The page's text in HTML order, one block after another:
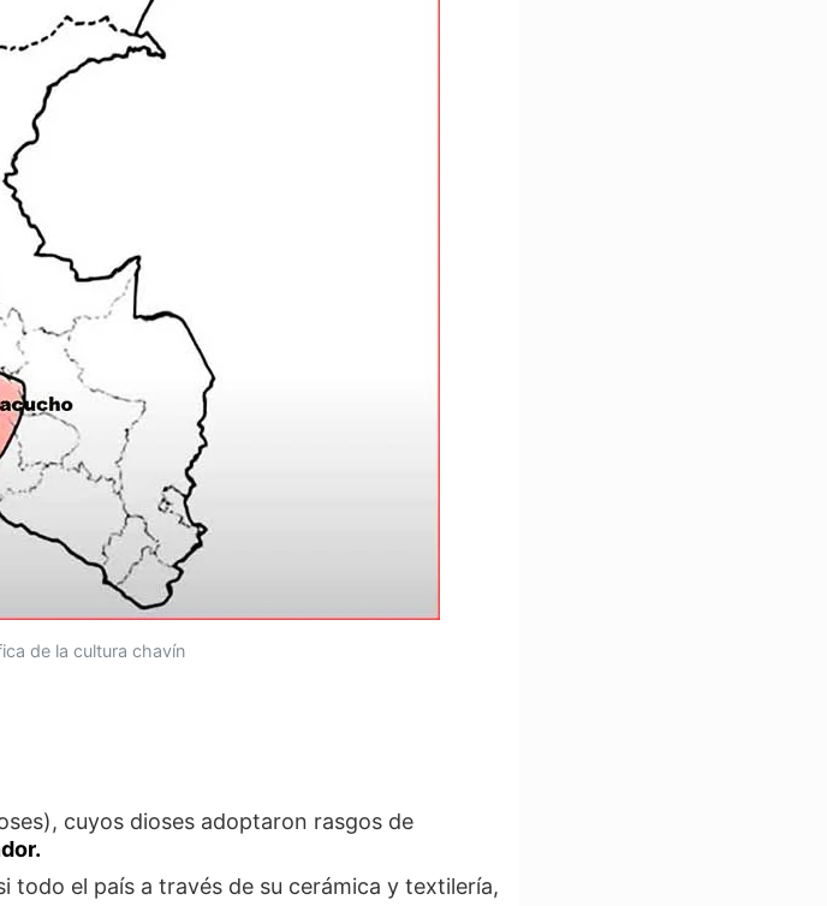
de la cultura chavín
cuyos dioses adoptaron rasgos de
todo el país a través de su cerámica y textilería,